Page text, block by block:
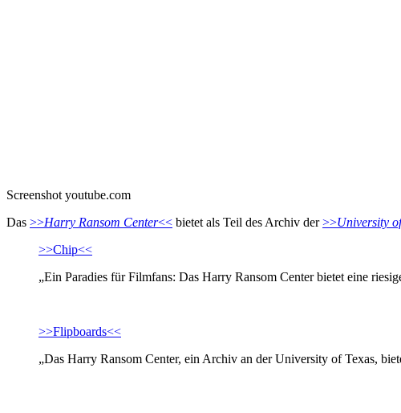
Screenshot youtube.com
Das >>Harry Ransom Center<< bietet als Teil des Archiv der>>University
>>Chip<<
„Ein Paradies für Filmfans: Das Harry Ransom Center bietet eine
>>Flipboards<<
„Das Harry Ransom Center, ein Archiv an der University of Texas,